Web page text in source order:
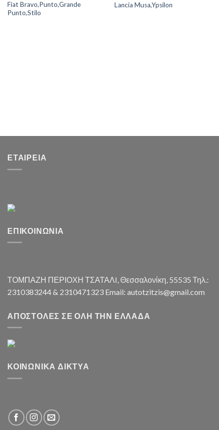
Fiat Bravo,Punto,Grande
Punto,Stilo
Lancia Musa,Ypsilon
ΕΤΑΙΡΕΊΑ
ΕΠΙΚΟΙΝΩΝΊΑ
ΤΟΜΠΑΖΗ ΠΕΡΙΟΧΗ ΤΣΑΤΑΛI, Θεσσαλονίκη, 55535 Τηλ.:
2310383244 & 2310471323 Email: autotzitzis@gmail.com
ΑΠΟΣΤΟΛΈΣ ΣΕ ΌΛΗ ΤΗΝ ΕΛΛΆΔΑ
ΚΟΙΝΩΝΙΚΆ ΔΊΚΤΥΑ